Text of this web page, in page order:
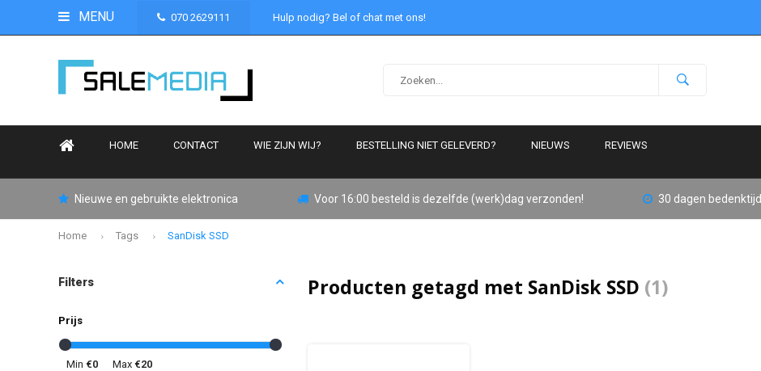
MENU 070 2629111 Hulp nodig? Bel of chat met ons!
HOME CONTACT WIE ZIJN WIJ? BESTELLING NIET GELEVERD? NIEUWS REVIEWS
Nieuwe en gebruikte elektronica Voor 16:00 besteld is dezelfde (werk)dag verzonden! 30 dagen bedenktijd
Home Tags SanDisk SSD
Filters
Prijs
Min €0 Max €20
Producten getagd met SanDisk SSD (1)